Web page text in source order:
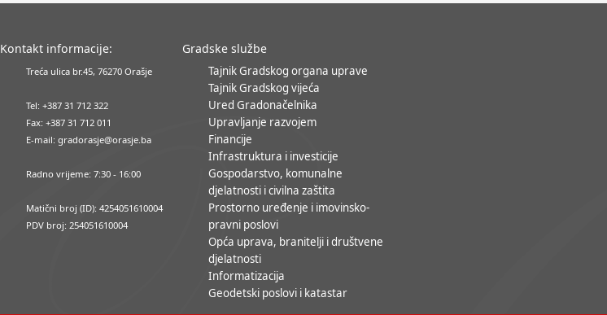
Kontakt informacije:
Treća ulica br.45, 76270 Orašje
Tel: +387 31 712 322
Fax: +387 31 712 011
E-mail: gradorasje@orasje.ba
Radno vrijeme: 7:30 - 16:00
Matični broj (ID): 4254051610004
PDV broj: 254051610004
Gradske službe
Tajnik Gradskog organa uprave
Tajnik Gradskog vijeća
Ured Gradonačelnika
Upravljanje razvojem
Financije
Infrastruktura i investicije
Gospodarstvo, komunalne
djelatnosti i civilna zaštita
Prostorno uređenje i imovinsko-
pravni poslovi
Opća uprava, branitelji i društvene
djelatnosti
Informatizacija
Geodetski poslovi i katastar